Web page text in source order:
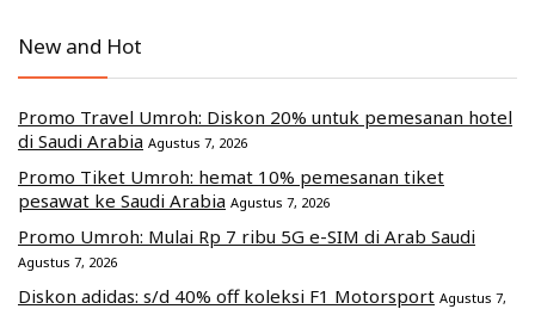
New and Hot
Promo Travel Umroh: Diskon 20% untuk pemesanan hotel
di Saudi Arabia Agustus 7, 2026
Promo Tiket Umroh: hemat 10% pemesanan tiket
pesawat ke Saudi Arabia Agustus 7, 2026
Promo Umroh: Mulai Rp 7 ribu 5G e-SIM di Arab Saudi
Agustus 7, 2026
Diskon adidas: s/d 40% off koleksi F1 Motorsport Agustus 7,